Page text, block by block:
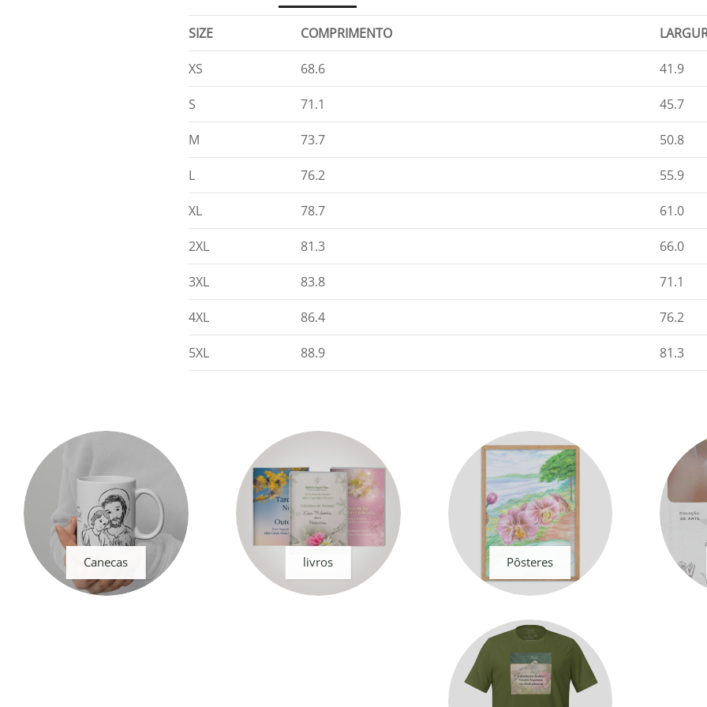
SIZE COMPRIMENTO
XS 68.6 41.9
S 71.1 45.7
M 73.7 50.8
L 76.2 55.9
XL 78.7 61.0
2XL 81.3 66.0
3XL 83.8 71.1
4XL 86.4 76.2
5XL 88.9 81.3
Canecas livros Pôsteres